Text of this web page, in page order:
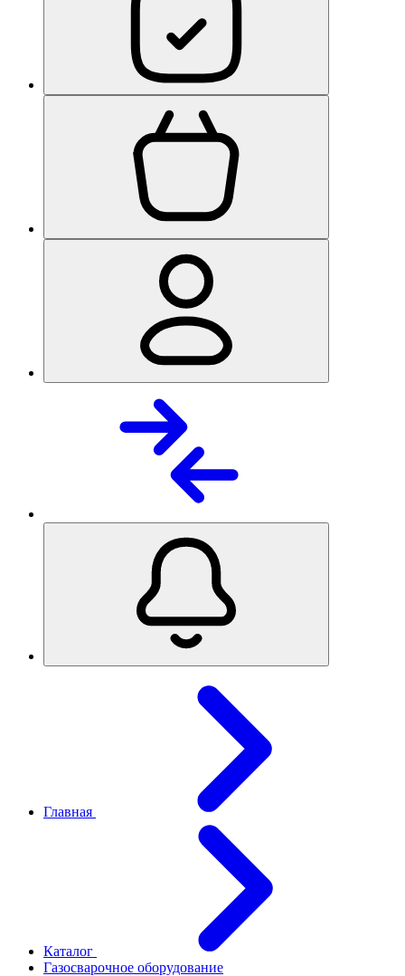
Главная
Каталог
Газосварочное оборудование